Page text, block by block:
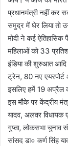
प्रधानमंत्री नहीं कर
समुद्र में घेर लिया तो
मोदी ने कई
महिलाओं को 33
इंडिया की शुरुआत आदि
ट्रेन, 80 नए
इसलिए हमें 19 अप्रैल
इस मौके पर केंद्रीय
यादव, अलवर विधायक
गुप्ता, लोकसभा चुनाव
सांसद डा० कर्ण सिंह